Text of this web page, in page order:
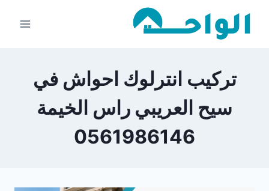
تركيب انترلوك احواش في
سيح العريبي راس الخيمة
0561986146